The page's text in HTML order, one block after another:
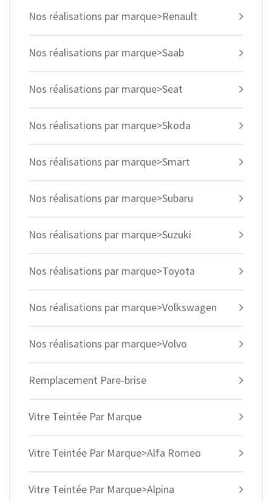
Nos réalisations par marque>Renault
Nos réalisations par marque>Saab
Nos réalisations par marque>Seat
Nos réalisations par marque>Skoda
Nos réalisations par marque>Smart
Nos réalisations par marque>Subaru
Nos réalisations par marque>Suzuki
Nos réalisations par marque>Toyota
Nos réalisations par marque>Volkswagen
Nos réalisations par marque>Volvo
Remplacement Pare-brise
Vitre Teintée Par Marque
Vitre Teintée Par Marque>Alfa Romeo
Vitre Teintée Par Marque>Alpina